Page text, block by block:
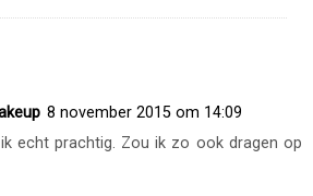
8 november 2015 om 14:09
ik echt prachtig. Zou ik zo ook dragen op